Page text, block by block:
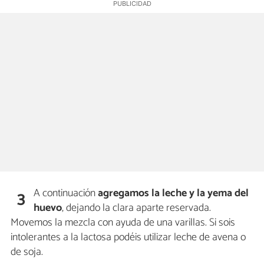
3 A continuaciónagregamos la leche y la yema del
huevo, dejando la clara aparte reservada.
Movemos la mezcla con ayuda de una varillas. Si sois
intolerantes a la lactosa podéis utilizar leche de avena o
de soja.